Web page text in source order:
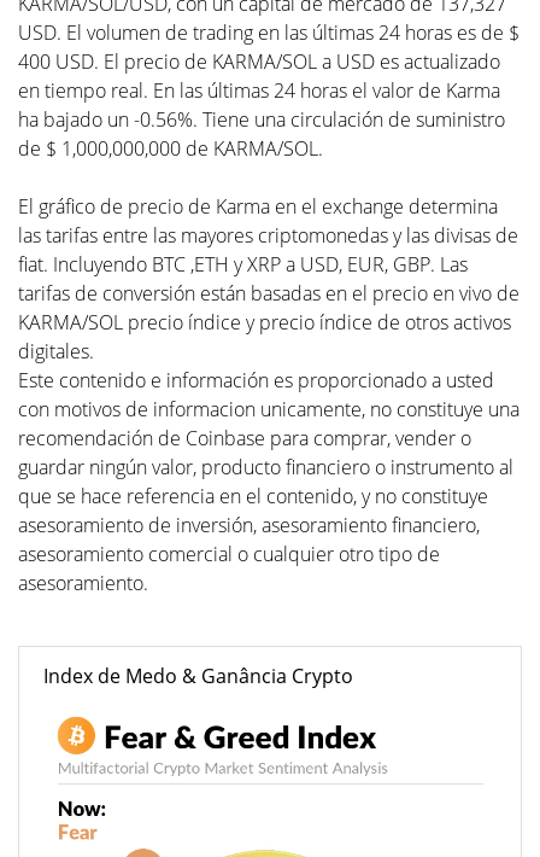
USD. El volumen de trading en las últimas 24 horas es de $
400 USD. El precio de KARMA/SOL a USD es actualizado
en tiempo real. En las últimas 24 horas el valor de Karma
ha bajado un -0.56%. Tiene una circulación de suministro
de $ 1,000,000,000 de KARMA/SOL.
El gráfico de precio de Karma en el exchange determina
las tarifas entre las mayores criptomonedas y las divisas de
fiat. Incluyendo BTC ,ETH y XRP a USD, EUR, GBP. Las
tarifas de conversión están basadas en el precio en vivo de
KARMA/SOL precio índice y precio índice de otros activos
digitales.
Este contenido e información es proporcionado a usted
con motivos de informacion unicamente, no constituye una
recomendación de Coinbase para comprar, vender o
guardar ningún valor, producto financiero o instrumento al
que se hace referencia en el contenido, y no constituye
asesoramiento de inversión, asesoramiento financiero,
asesoramiento comercial o cualquier otro tipo de
asesoramiento.
Index de Medo & Ganância Crypto